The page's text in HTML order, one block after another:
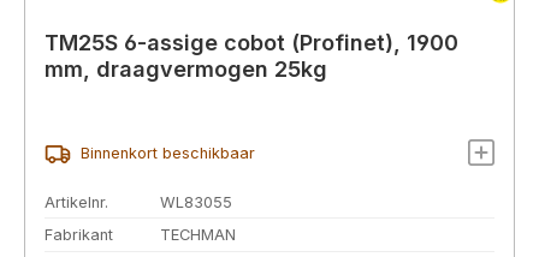
TM25S 6-assige cobot (Profinet), 1900
mm, draagvermogen 25kg
Binnenkort beschikbaar
Artikelnr.
WL83055
Fabrikant
TECHMAN